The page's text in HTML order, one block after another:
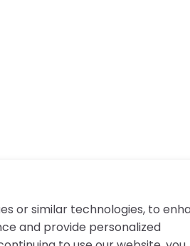
or similar technologies, to
and provide personalized